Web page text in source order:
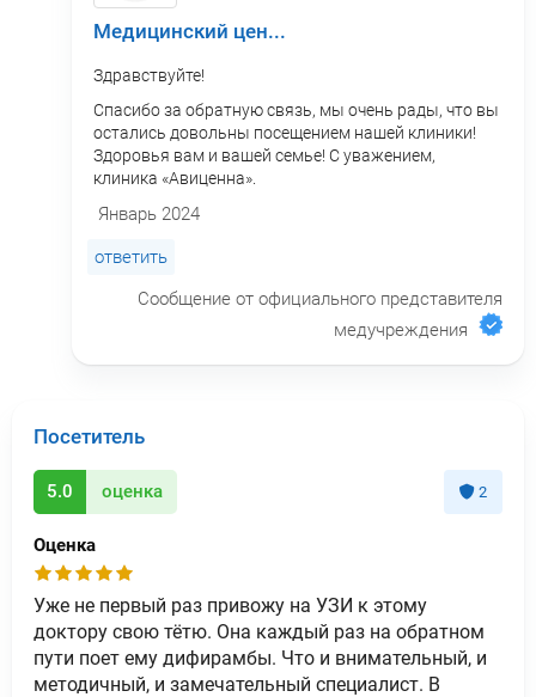
Медицинский цен...
Здравствуйте!
Спасибо за обратную связь, мы очень рады, что вы
остались довольны посещением нашей клиники!
Здоровья вам и вашей семье! С уважением,
клиника «Авиценна».
Январь 2024
ответить
Сообщение от официального представителя
медучреждения
Посетитель
5.0 оценка 2
Оценка
Уже не первый раз привожу на УЗИ к этому
доктору свою тётю. Она каждый раз на обратном
пути поет ему дифирамбы. Что и внимательный, и
методичный, и замечательный специалист. В